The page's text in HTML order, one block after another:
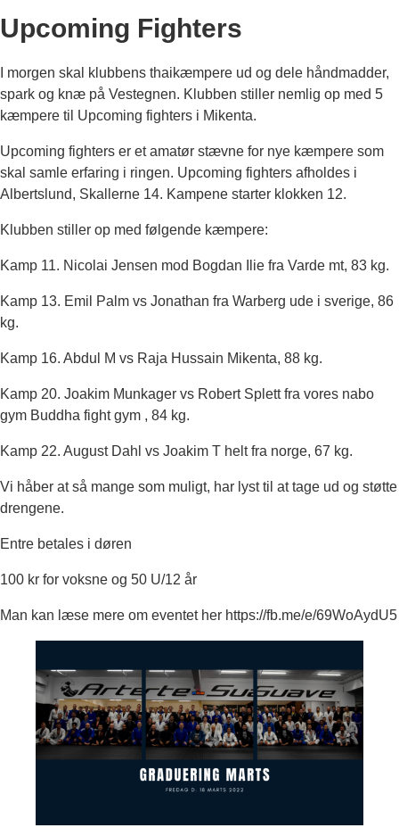
Upcoming Fighters
I morgen skal klubbens thaikæmpere ud og dele håndmadder,
spark og knæ på Vestegnen. Klubben stiller nemlig op med 5
kæmpere til Upcoming fighters i Mikenta.
Upcoming fighters er et amatør stævne for nye kæmpere som
skal samle erfaring i ringen. Upcoming fighters afholdes i
Albertslund, Skallerne 14. Kampene starter klokken 12.
Klubben stiller op med følgende kæmpere:
Kamp 11. Nicolai Jensen mod Bogdan Ilie fra Varde mt, 83 kg.
Kamp 13. Emil Palm vs Jonathan fra Warberg ude i sverige, 86
kg.
Kamp 16. Abdul M vs Raja Hussain Mikenta, 88 kg.
Kamp 20. Joakim Munkager vs Robert Splett fra vores nabo
gym Buddha fight gym , 84 kg.
Kamp 22. August Dahl vs Joakim T helt fra norge, 67 kg.
Vi håber at så mange som muligt, har lyst til at tage ud og støtte
drengene.
Entre betales i døren
100 kr for voksne og 50 U/12 år
Man kan læse mere om eventet her https://fb.me/e/69WoAydU5